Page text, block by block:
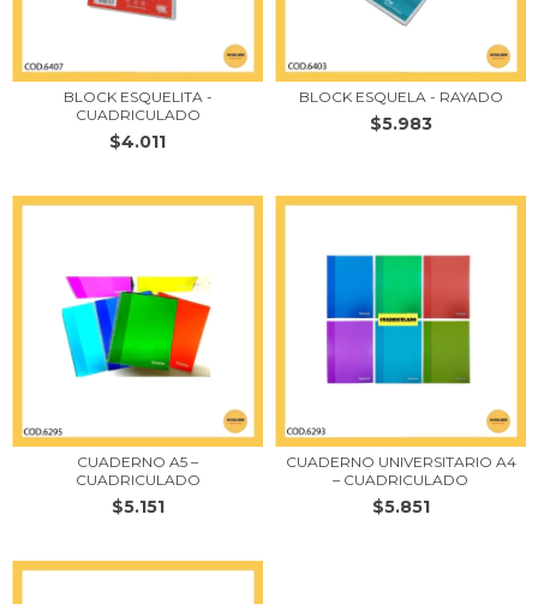
BLOCK ESQUELITA -
CUADRICULADO
$4.011
BLOCK ESQUELA - RAYADO
$5.983
CUADERNO A5 –
CUADRICULADO
$5.151
CUADERNO UNIVERSITARIO A4
– CUADRICULADO
$5.851